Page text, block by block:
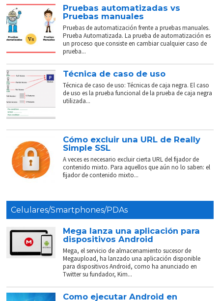
Pruebas automatizadas vs
Pruebas manuales
Pruebas de automatización frente a pruebas manuales.
Prueba Automatizada. La prueba de automatización es
un proceso que consiste en cambiar cualquier caso de
prueba...
Técnica de caso de uso
Técnica de caso de uso: Técnicas de caja negra. El caso
de uso es la prueba funcional de la prueba de caja negra
utilizada...
Cómo excluir una URL de Really
Simple SSL
A veces es necesario excluir cierta URL del fijador de
contenido mixto. Para aquellos que aún no lo saben: el
fijador de contenido mixto...
Celulares/Smartphones/PDAs
Mega lanza una aplicación para
dispositivos Android
Mega, el servicio de almacenamiento sucesor de
Megaupload, ha lanzado una aplicación disponible
para dispositivos Android, como ha anunciado en
Twitter su fundador, Kim...
Como ejecutar Android en